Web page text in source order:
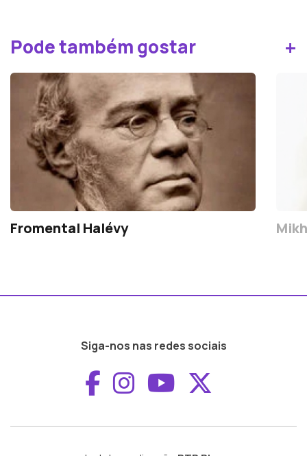
Pode também gostar +
Fromental Halévy
Siga-nos nas redes sociais
Aceder ao
Aceder ao
Aceder ao